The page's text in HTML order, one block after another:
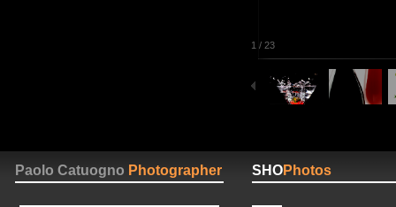
1 / 23
Paolo Catuogno Photographer SHOPhotos